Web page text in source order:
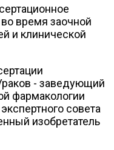
время заочной
и клинической
- заведующий
фармакологии
совета
изобретатель